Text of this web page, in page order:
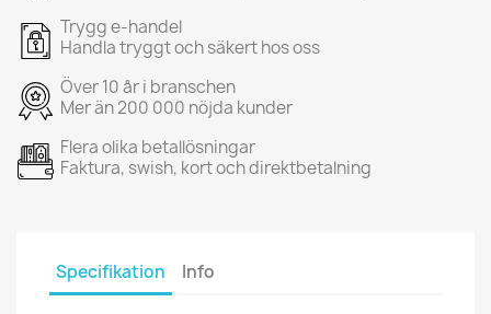
Trygg e-handel
Handla tryggt och säkert hos oss
Över 10 år i branschen
Mer än 200 000 nöjda kunder
Flera olika betallösningar
Faktura, swish, kort och direktbetalning
Specifikation Info